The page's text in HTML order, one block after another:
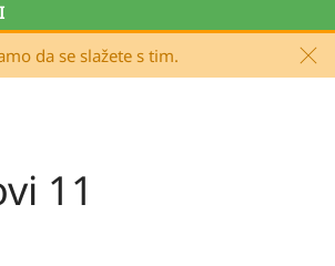
da se slažete s tim.
11